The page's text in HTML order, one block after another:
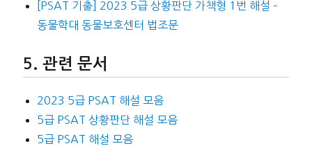
[PSAT 기출] 2023 5급 상황판단 가책형 1번 해설 –
동물학대 동물보호센터 법조문
관련 문서
2023 5급 PSAT 해설 모음
5급 PSAT 상황판단 해설 모음
5급 PSAT 해설 모음